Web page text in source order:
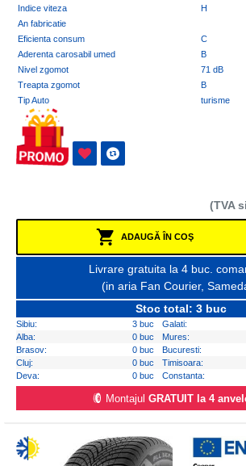
Indice viteza
H
An fabricatie
Eficienta consum
C
Aderenta carosabil umed
B
Nivel zgomot
71 dB
Treapta zgomot
B
Tip Auto
turisme
(TVA
ADAUGĂ ÎN COŞ
Livrare gratuita la 4 buc.
(in aria Fan Courier,
Stoc total: 3 buc
Sibiu: 3 buc Galati:
Alba:
0 buc Mures:
Brasov:
0 buc Bucuresti:
Cluj:
0 buc Timisoara:
Deva:
0 buc Constanta:
Montajul GRATUIT la 4